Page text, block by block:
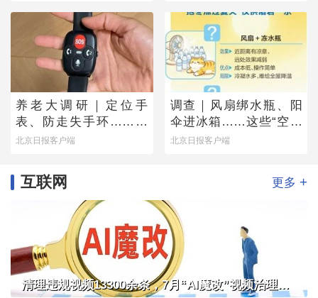
养老大调研｜定位手
表、防走失手环……老
人为何不愿用？
北京日报客户端
调查｜风扇绑水瓶、阳
伞进冰箱……这些“空调
平替”管用吗？
北京日报客户端
互联网 更多 +
清理违规视频13300余条，7月“AI魔改”视频治理成果公布